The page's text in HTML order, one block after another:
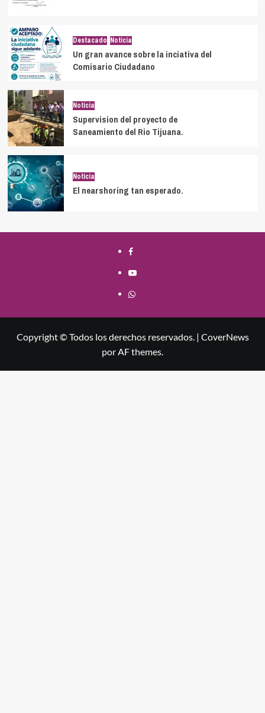
Destacado Noticia
Un gran avance sobre la inciativa del
Comisario Ciudadano
Noticia
Supervision del proyecto de
Saneamiento del Rio Tijuana.
Noticia
El nearshoring tan esperado.
Facebook
Youtube
Whatsapp
Copyright © Todos los derechos reservados. | CoverNews
por AF themes.